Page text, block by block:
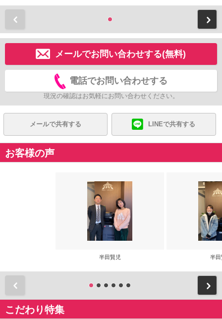
メールでお問い合わせする(無料)
電話でお問い合わせする
現況の確認はお気軽にお問い合わせください。
メールで共有する LINEで共有する
お客様の声
半田賢児 半田
こだわり特集